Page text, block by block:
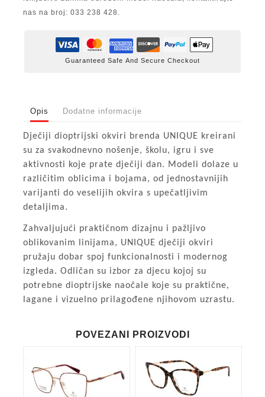
nas na broj: 033 238 428.
Guaranteed Safe And Secure Checkout
Opis Dodatne informacije
Dječiji dioptrijski okviri brenda UNIQUE kreirani
su za svakodnevno nošenje, školu, igru i sve
aktivnosti koje prate dječiji dan. Modeli dolaze u
različitim oblicima i bojama, od jednostavnijih
varijanti do veselijih okvira s upečatljivim
detaljima.
Zahvaljujući praktičnom dizajnu i pažljivo
oblikovanim linijama, UNIQUE dječiji okviri
pružaju dobar spoj funkcionalnosti i modernog
izgleda. Odličan su izbor za djecu kojoj su
potrebne dioptrijske naočale koje su praktične,
lagane i vizuelno prilagođene njihovom uzrastu.
POVEZANI PROIZVODI